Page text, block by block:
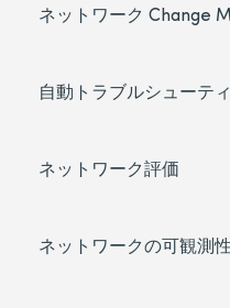
ネットワーク Change
自動トラブルシューテ
ネットワーク評価
ネットワークの可観測性